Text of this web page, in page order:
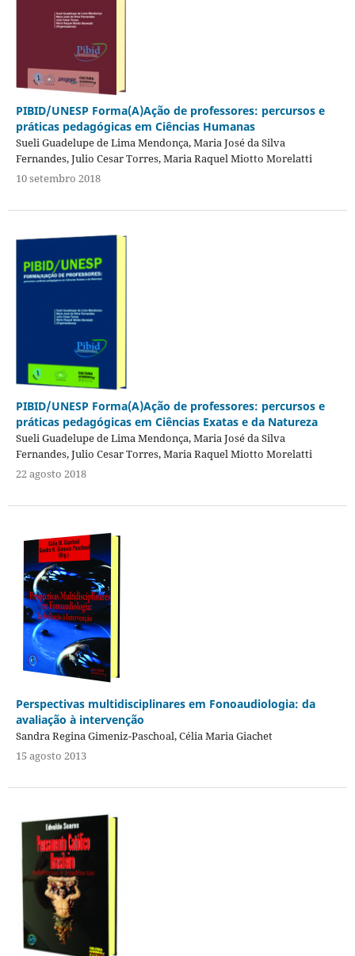
PIBID/UNESP Forma(A)Ação de professores: percursos e
práticas pedagógicas em Ciências Humanas
Sueli Guadelupe de Lima Mendonça, Maria José da Silva
Fernandes, Julio Cesar Torres, Maria Raquel Miotto Morelatti
10 setembro 2018
PIBID/UNESP Forma(A)Ação de professores: percursos e
práticas pedagógicas em Ciências Exatas e da Natureza
Sueli Guadelupe de Lima Mendonça, Maria José da Silva
Fernandes, Julio Cesar Torres, Maria Raquel Miotto Morelatti
22 agosto 2018
Perspectivas multidisciplinares em Fonoaudiologia: da
avaliação à intervenção
Sandra Regina Gimeniz-Paschoal, Célia Maria Giachet
15 agosto 2013